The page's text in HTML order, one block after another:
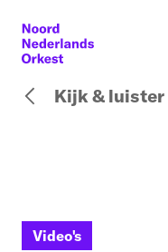
Kijk & luister
Video's